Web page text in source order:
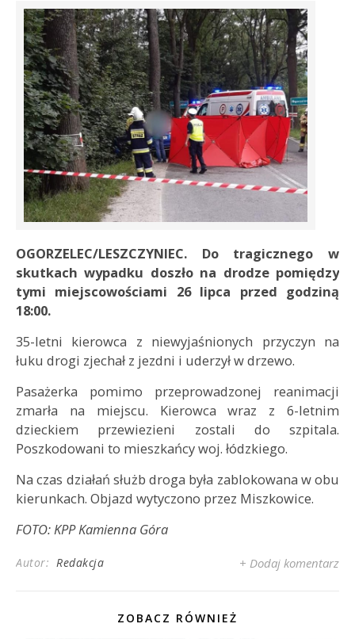
OGORZELEC/LESZCZYNIEC. Do tragicznego w
skutkach wypadku doszło na drodze pomiędzy
tymi miejscowościami 26 lipca przed godziną
18:00.
35-letni kierowca z niewyjaśnionych przyczyn na
łuku drogi zjechał z jezdni i uderzył w drzewo.
Pasażerka pomimo przeprowadzonej reanimacji
zmarła na miejscu. Kierowca wraz z 6-letnim
dzieckiem przewiezieni zostali do szpitala.
Poszkodowani to mieszkańcy woj. łódzkiego.
Na czas działań służb droga była zablokowana w obu
kierunkach. Objazd wytyczono przez Miszkowice.
FOTO: KPP Kamienna Góra
Autor: Redakcja + Dodaj komentarz
ZOBACZ RÓWNIEŻ